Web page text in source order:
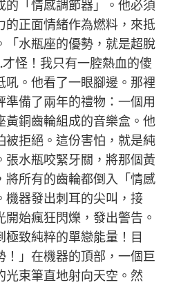
的「情感調節器」。他必須
的正面情緒作為燃料，來抵
「水瓶座的優勢，就是超脫
怪！我只有一腔熱血的傻
吼。他看了一眼腳邊。那裡
準備了兩年的禮物：一個用
黃銅齒輪組成的音樂盒。他
被拒絕。這份害怕，就是純
張水瓶咬緊牙關，將那個黃
將所有的齒輪都倒入「情感
機器發出刺耳的尖叫，接
始瘋狂閃爍，發出警告。
極致純粹的單戀能量！目
！」在機器的頂部，一個巨
光束筆直地射向天空。然